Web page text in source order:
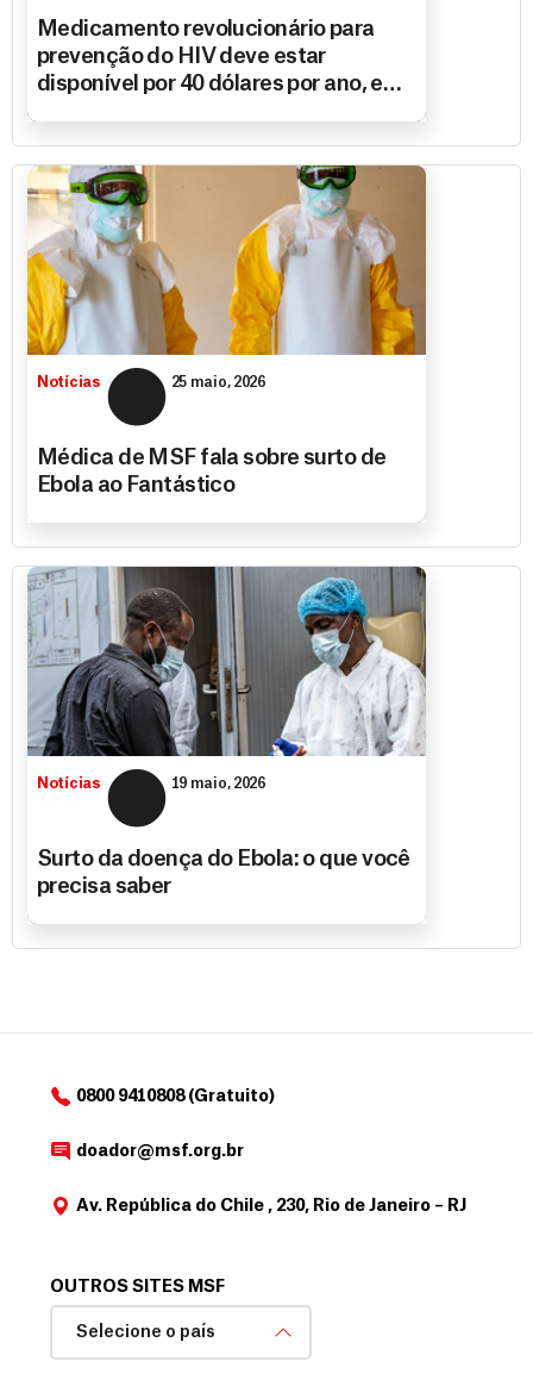
Medicamento revolucionário para
prevenção do HIV deve estar
disponível por 40 dólares por ano, em
Notícias 25 maio, 2026
Médica de MSF fala sobre surto de
Ebola ao Fantástico
Notícias 19 maio, 2026
Surto da doença do Ebola: o que você
precisa saber
0800 9410808 (Gratuito)
doador@msf.org.br
Av. República do Chile , 230, Rio de Janeiro – RJ
OUTROS SITES MSF
Selecione o país